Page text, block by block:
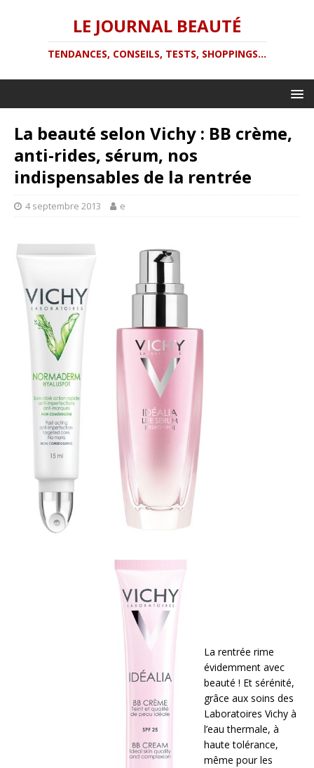
LE JOURNAL BEAUTÉ
TENDANCES, CONSEILS, TESTS, SHOPPINGS...
La beauté selon Vichy : BB crème,
anti-rides, sérum, nos
indispensables de la rentrée
4 septembre 2013 e
La rentrée rime
évidemment avec
beauté ! Et sérénité,
grâce aux soins des
Laboratoires Vichy à
l’eau thermale, à
haute tolérance,
même pour les